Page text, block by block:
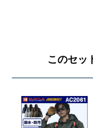
このセッ